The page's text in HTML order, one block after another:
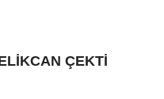
ÇEKTİ